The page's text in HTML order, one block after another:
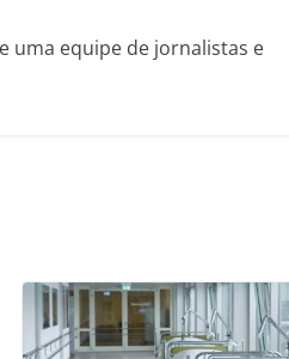
uma equipe de jornalistas e